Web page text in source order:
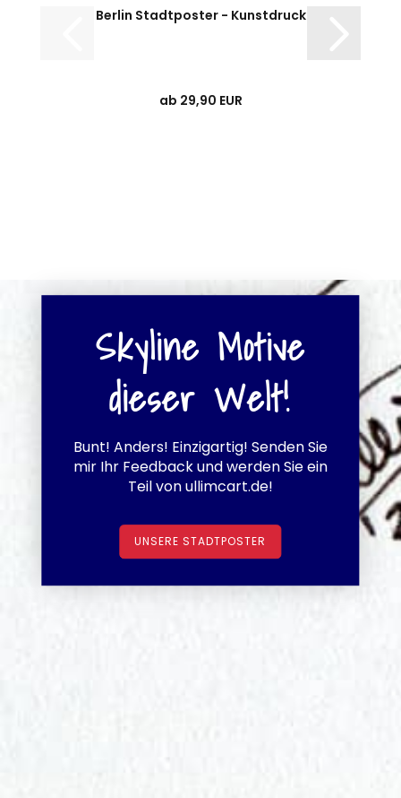
Berlin Stadtposter - Kunstdruck
ab 29,90 EUR
Skyline Motive
dieser Welt!
Bunt! Anders! Einzigartig! Senden Sie
mir Ihr Feedback und werden Sie ein
Teil von ullimcart.de!
UNSERE STADTPOSTER